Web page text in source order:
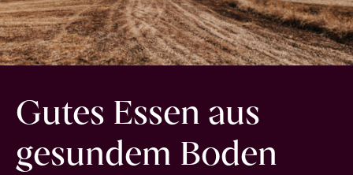
Gutes Essen aus
gesundem Boden